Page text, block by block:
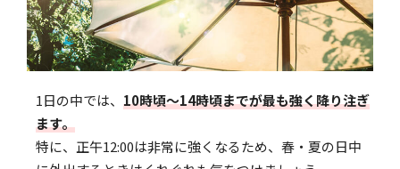
1日の中では、 10時頃〜14時頃までが最も強く降り注ぎ
ます。
特に、正午12:00は非常に強くなるため、春・夏の日中